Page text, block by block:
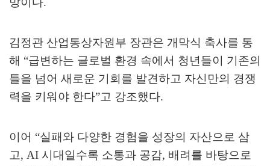
김정관 산업통상자원부 장관은 개막식 축사를 통
해 “급변하는 글로벌 환경 속에서 청년들이 기존의
틀을 넘어 새로운 기회를 발견하고 자신만의 경쟁
력을 키워야 한다”고 강조했다.
이어 “실패와 다양한 경험을 성장의 자산으로 삼
고, AI 시대일수록 소통과 공감, 배려를 바탕으로